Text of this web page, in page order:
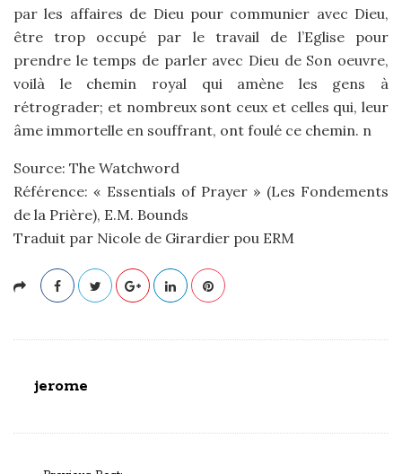
par les affaires de Dieu pour communier avec Dieu,
être trop occupé par le travail de l’Eglise pour
prendre le temps de parler avec Dieu de Son oeuvre,
voilà le chemin royal qui amène les gens à
rétrograder; et nombreux sont ceux et celles qui, leur
âme immortelle en souffrant, ont foulé ce chemin. n
Source: The Watchword
Référence: « Essentials of Prayer » (Les Fondements
de la Prière), E.M. Bounds
Traduit par Nicole de Girardier pou ERM
jerome